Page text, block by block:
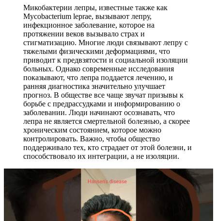
Микобактерии лепры, известные также как
Mycobacterium leprae, вызывают лепру,
инфекционное заболевание, которое на
протяжении веков вызывало страх и
стигматизацию. Многие люди связывают лепру с
тяжелыми физическими деформациями, что
приводит к предвзятости и социальной изоляции
больных. Однако современные исследования
показывают, что лепра поддается лечению, и
ранняя диагностика значительно улучшает
прогноз. В обществе все чаще звучат призывы к
борьбе с предрассудками и информированию о
заболевании. Люди начинают осознавать, что
лепра не является смертельной болезнью, а скорее
хроническим состоянием, которое можно
контролировать. Важно, чтобы общество
поддерживало тех, кто страдает от этой болезни, и
способствовало их интеграции, а не изоляции.